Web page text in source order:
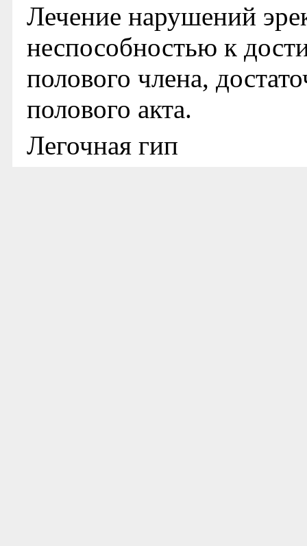
Лечение нарушений
неспособностью к
полового члена,
полового акта.
Легочная гип